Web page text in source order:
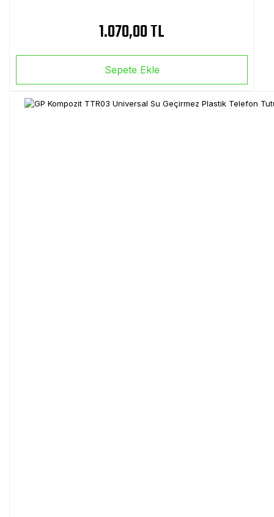
1.070,00 TL
Sepete Ekle